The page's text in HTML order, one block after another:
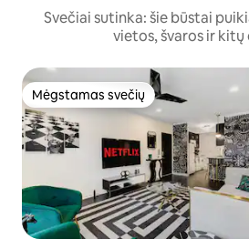
Svečiai sutinka: šie būstai
vietos, švaros ir kitų
Mėgstamas svečių
Mėgstamas svečių